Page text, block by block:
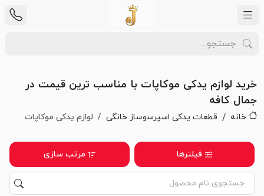
خرید لوازم یدکی موکاپات با مناسب ترین قیمت در
جمال کافه
خانه قطعات یدکی اسپرسوساز خانگی لوازم یدکی موکاپات
فیلترها مرتب سازی